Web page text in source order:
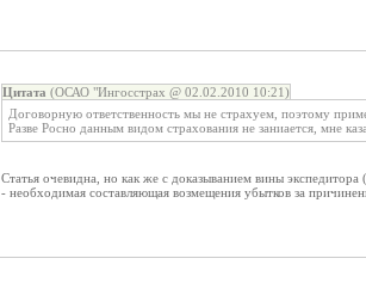
Цитата (ОСАО "Ингосстрах @ 02.02.2010 10:21)
Договорную ответственность мы не страхуем, поэтому
Разве Росно данным видом страхования не заниается, мне
Статья очевидна, но как же с доказыванием вины
- необходимая составляющая возмещения убытков за